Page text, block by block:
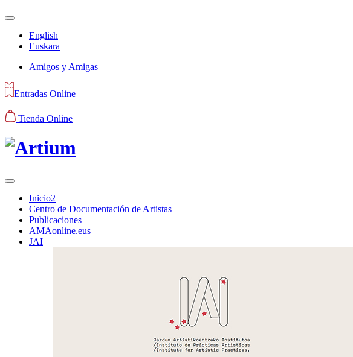
English
Euskara
Amigos y Amigas
Entradas Online
Tienda Online
Inicio2
Centro de Documentación de Artistas
Publicaciones
AMAonline.eus
JAI